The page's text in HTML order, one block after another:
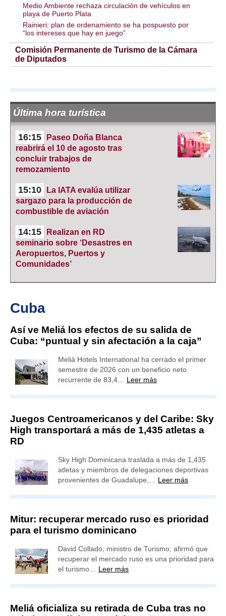
Medio Ambiente rechaza circulación de vehículos en
playa de Puerto Plata
Rainieri: plan de ordenamiento se ha pospuesto por
“los intereses que hay en juego”
Comisión Permanente de Turismo de la Cámara
de Diputados
Última hora turística
16:15
Paseo Doña Blanca
reabrirá el 10 de agosto tras
concluir trabajos de
remozamiento
15:10
La IATA evalúa utilizar
sargazo para la producción de
combustible de aviación
14:15
Realizan en RD
seminario sobre ‘Desastres en
Aeropuertos, Puertos y
Comunidades’
Cuba
Así ve Meliá los efectos de su salida de
Cuba: “puntual y sin afectación a la caja”
Meliá Hotels International ha cerrado el primer
semestre de 2026 con un beneficio neto
recurrente de 83,4… Leer más
Juegos Centroamericanos y del Caribe: Sky
High transportará a más de 1,435 atletas a
RD
Sky High Dominicana traslada a más de 1,435
atletas y miembros de delegaciones deportivas
provenientes de Guadalupe,… Leer más
Mitur: recuperar mercado ruso es prioridad
para el turismo dominicano
David Collado, ministro de Turismo, afirmó que
recuperar el mercado ruso es una prioridad para
el turismo… Leer más
Meliá oficializa su retirada de Cuba tras no